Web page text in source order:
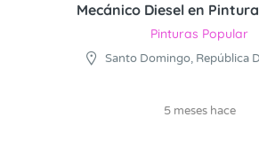
Mecánico Diesel en
Pinturas Popular
Santo Domingo, República
5 meses hace